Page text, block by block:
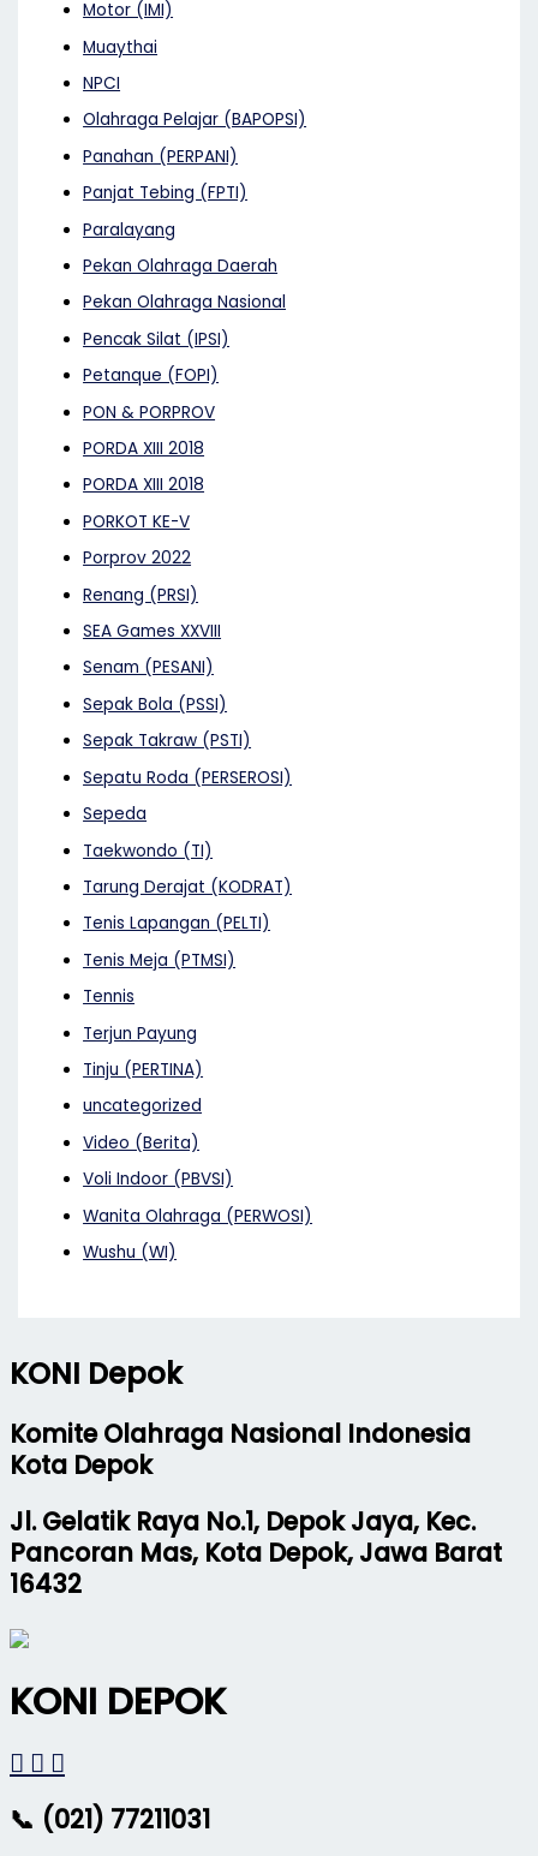
Motor (IMI)
Muaythai
NPCI
Olahraga Pelajar (BAPOPSI)
Panahan (PERPANI)
Panjat Tebing (FPTI)
Paralayang
Pekan Olahraga Daerah
Pekan Olahraga Nasional
Pencak Silat (IPSI)
Petanque (FOPI)
PON & PORPROV
PORDA XIII 2018
PORDA XIII 2018
PORKOT KE-V
Porprov 2022
Renang (PRSI)
SEA Games XXVIII
Senam (PESANI)
Sepak Bola (PSSI)
Sepak Takraw (PSTI)
Sepatu Roda (PERSEROSI)
Sepeda
Taekwondo (TI)
Tarung Derajat (KODRAT)
Tenis Lapangan (PELTI)
Tenis Meja (PTMSI)
Tennis
Terjun Payung
Tinju (PERTINA)
uncategorized
Video (Berita)
Voli Indoor (PBVSI)
Wanita Olahraga (PERWOSI)
Wushu (WI)
KONI Depok
Komite Olahraga Nasional Indonesia
Kota Depok
Jl. Gelatik Raya No.1, Depok Jaya, Kec.
Pancoran Mas, Kota Depok, Jawa Barat
16432
KONI DEPOK
📞 (021) 77211031